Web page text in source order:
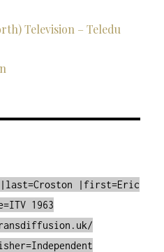
Television – Teledu
|first=Eric
1963